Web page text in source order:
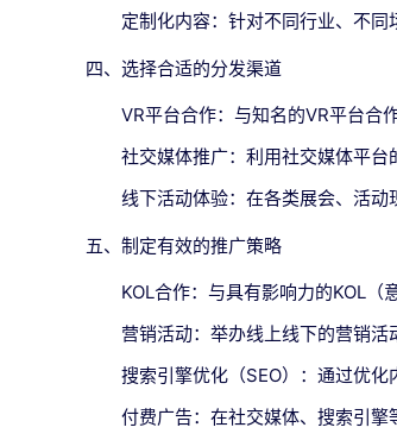
定制化内容：针对不同行业、不同
四、选择合适的分发渠道
VR平台合作：与知名的VR平台合
社交媒体推广：利用社交媒体平台
线下活动体验：在各类展会、活动
五、制定有效的推广策略
KOL合作：与具有影响力的KOL（
营销活动：举办线上线下的营销活
搜索引擎优化（SEO）：通过优化
付费广告：在社交媒体、搜索引擎